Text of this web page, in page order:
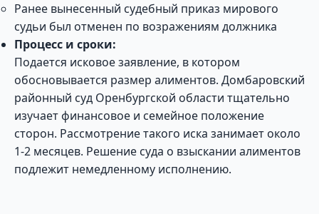
Ранее вынесенный судебный приказ мирового
судьи был отменен по возражениям должника
Процесс и сроки:
Подается исковое заявление, в котором
обосновывается размер алиментов. Домбаровский
районный суд Оренбургской области тщательно
изучает финансовое и семейное положение
сторон. Рассмотрение такого иска занимает около
1-2 месяцев. Решение суда о взыскании алиментов
подлежит немедленному исполнению.